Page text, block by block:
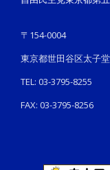
〒154-0004
東京都世田谷区太子
TEL: 03-3795-8255
FAX: 03-3795-8256